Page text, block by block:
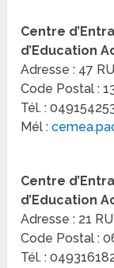
Centre
d’Education
Adresse : 47
Code Postal :
Tél. :
Mél :
Centre
d’Education
Adresse : 21
Code Postal :
Tél. :